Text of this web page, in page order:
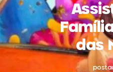
das